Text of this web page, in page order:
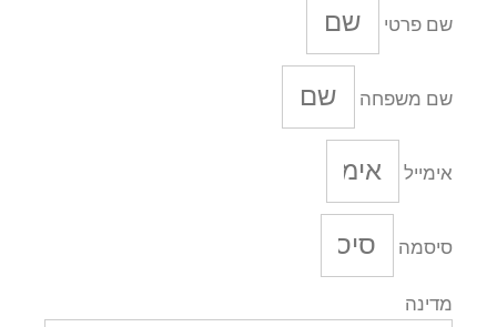
שם פרטי
שם משפחה
אימייל
סיסמה
מדינה